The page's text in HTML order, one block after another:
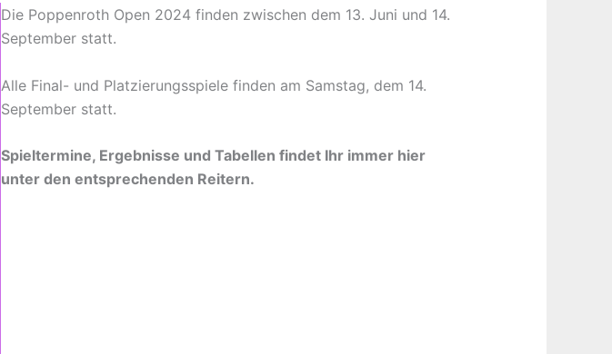
Die Poppenroth Open 2024 finden zwischen dem 13. Juni und 14.
September statt.
Alle Final- und Platzierungsspiele finden am Samstag, dem 14.
September statt.
Spieltermine, Ergebnisse und Tabellen findet Ihr immer hier
unter den entsprechenden Reitern.